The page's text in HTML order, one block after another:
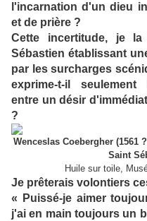
l'incarnation d'un dieu
et de prière ?
Cette incertitude, je
Sébastien établissant
par les surcharges
exprime-t-il
entre un désir
?
Wenceslas Coebergher (1561
Saint
Huile sur toile,
Je prêterais volontiers
« Puissé-je aimer
j'ai en main toujours un